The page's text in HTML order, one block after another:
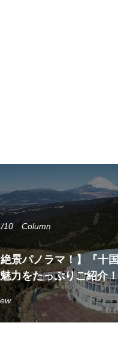
10 Column
景パノラマ！】『十国
力をたっぷりご紹介